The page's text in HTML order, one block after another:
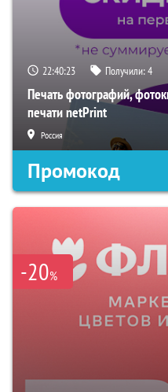
22:40:22 Получили:4
Печать фотографий,
печати netPrint
Россия
Промокод
-20%